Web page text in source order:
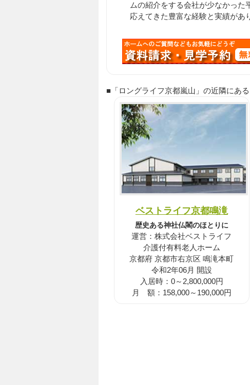
ムの紹介をする会社が少なかっ
応えてきた豊富な経験と実績があ
■「ロングライフ京都嵐山」の近隣にあ
ベストライフ京都鳴滝
歴史ある神社仏閣のほとりに
運営：株式会社ベストライフ
介護付有料老人ホーム
京都府 京都市右京区 鳴滝本町
令和2年06月 開設
入居時：0～2,800,000円
月 額：158,000～190,000円